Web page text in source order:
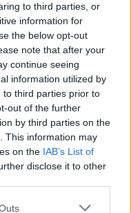
to third parties, or
information for
the below opt-out
note that after your
continue seeing
information utilized by
to third parties prior to
out of the further
by third parties on the
This information may
on the IAB’s List of
disclose it to other
one or more Google
rendszerét a
logisztikai
a működési
csökkentését is